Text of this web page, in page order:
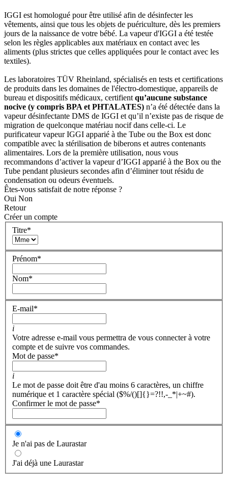
IGGI est homologué pour être utilisé afin de désinfecter les
vêtements, ainsi que tous les objets de puériculture, dès les premiers
jours de la naissance de votre bébé. La vapeur d'IGGI a été testée
selon les règles applicables aux matériaux en contact avec les
aliments (plus strictes que celles appliquées pour le contact avec les
textiles).
Les laboratoires TÜV Rheinland, spécialisés en tests et certifications
de produits dans les domaines de l'électro-domestique, appareils de
bureau et dispositifs médicaux, certifient qu’aucune substance
nocive (y compris BPA et PHTALATES) n’a été détectée dans la
vapeur désinfectante DMS de IGGI et qu’il n’existe pas de risque de
migration de quelconque matériau nocif dans celle-ci. Le
purificateur vapeur IGGI apparié à the Tube ou the Box est donc
compatible avec la stérilisation de biberons et autres contenants
alimentaires. Lors de la première utilisation, nous vous
recommandons d’activer la vapeur d’IGGI apparié à the Box ou the
Tube pendant plusieurs secondes afin d’éliminer tout résidu de
condensation ou odeurs éventuels.
Êtes-vous satisfait de notre réponse ?
Oui Non
Retour
Créer un compte
Titre*
Prénom*
Nom*
E-mail*
i
Votre adresse e-mail vous permettra de vous connecter à votre
compte et de suivre vos commandes.
Mot de passe*
i
Le mot de passe doit être d'au moins 6 caractères, un chiffre
numérique et 1 caractère spécial ($%/()[]{}=?!!,-_*|+~#).
Confirmer le mot de passe*
Je n'ai pas de Laurastar
J'ai déjà une Laurastar